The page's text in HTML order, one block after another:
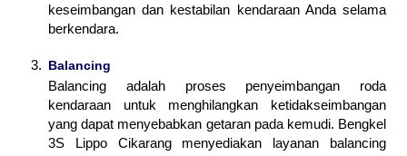
keseimbangan dan kestabilan kendaraan Anda selama
berkendara.
Balancing
Balancing adalah proses penyeimbangan roda
kendaraan untuk menghilangkan ketidakseimbangan
yang dapat menyebabkan getaran pada kemudi. Bengkel
3S Lippo Cikarang menyediakan layanan balancing